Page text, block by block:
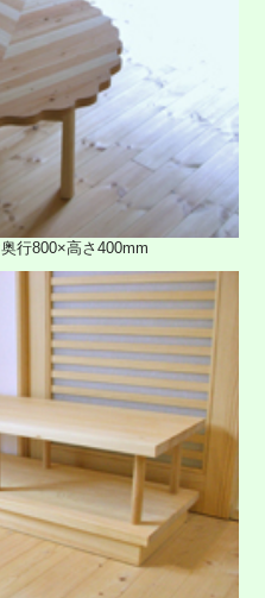
行800×高さ400mm